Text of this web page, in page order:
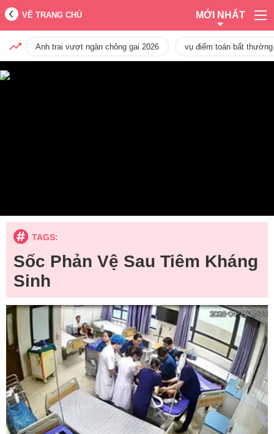
VỀ TRANG CHỦ MỚI NHẤT
Anh trai vượt ngàn chông gai 2026 vụ điểm toán bất
TAGS:
Sốc Phản Vệ Sau Tiêm Kháng
Sinh